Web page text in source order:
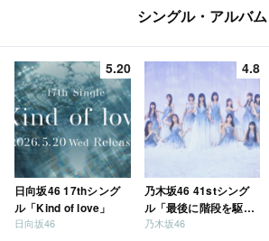
シングル・アルバム
5.20
日向坂46 17thシング
ル「Kind of love」
日向坂46
4.8
乃木坂46 41stシング
ル「最後に階段を駆け
上がったのはいつ
乃木坂46